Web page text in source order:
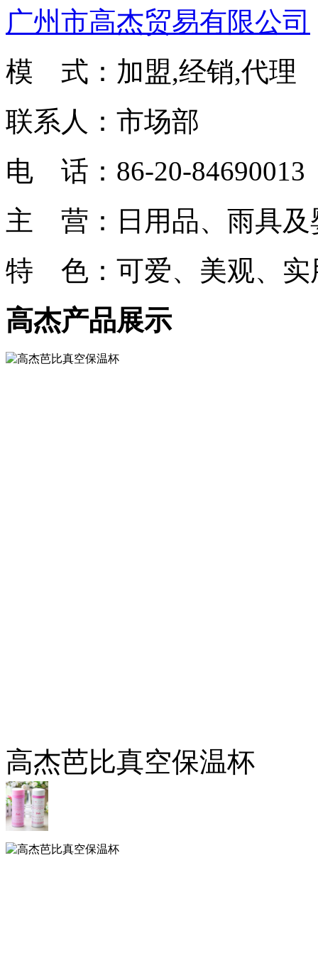
广州市高杰贸易有限公司
模 式：加盟,经销,代理
联系人：市场部
电 话：86-20-84690013
主 营：日用品、雨具及
特 色：可爱、美观、实
高杰产品展示
高杰芭比真空保温杯